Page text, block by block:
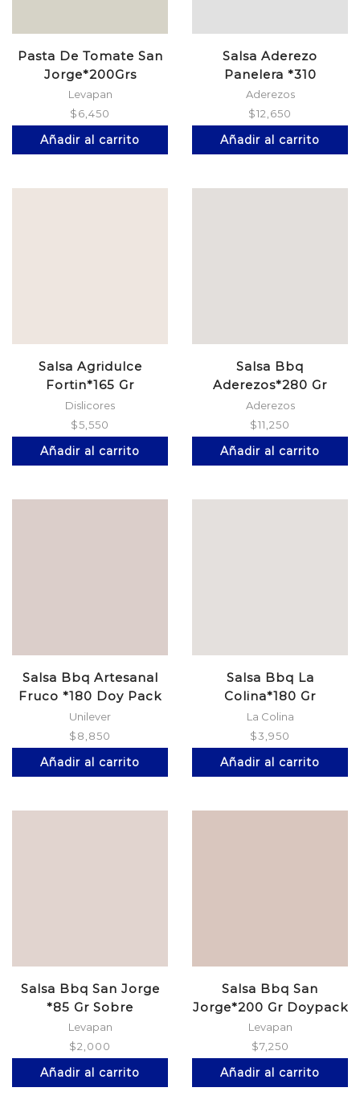
Pasta De Tomate San
Jorge*200Grs
Levapan
$6,450
Añadir al carrito
Salsa Aderezo
Panelera *310
Aderezos
$12,650
Añadir al carrito
Salsa Agridulce
Fortin*165 Gr
Dislicores
$5,550
Añadir al carrito
Salsa Bbq
Aderezos*280 Gr
Aderezos
$11,250
Añadir al carrito
Salsa Bbq Artesanal
Fruco *180 Doy Pack
Unilever
$8,850
Añadir al carrito
Salsa Bbq La
Colina*180 Gr
La Colina
$3,950
Añadir al carrito
Salsa Bbq San Jorge
*85 Gr Sobre
Levapan
$2,000
Añadir al carrito
Salsa Bbq San
Jorge*200 Gr Doypack
Levapan
$7,250
Añadir al carrito